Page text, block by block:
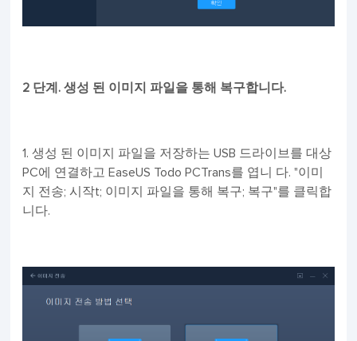
2 단계. 생성 된 이미지 파일을 통해 복구합니다.
1. 생성 된 이미지 파일을 저장하는 USB 드라이브를 대상
PC에 연결하고 EaseUS Todo PCTrans를 엽니 다. "이미
지 전송; 시작t; 이미지 파일을 통해 복구; 복구"를 클릭합
니다.